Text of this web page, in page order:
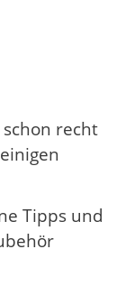
recht
Tipps und